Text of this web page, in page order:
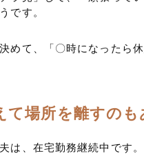
です。
めて、「〇時になったら
て場所を離すのも
は、在宅勤務継続中です